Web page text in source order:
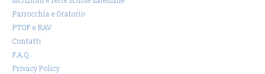
Parrocchia e Oratorio
PTOF e RAV
Contatti
F.A.Q.
Privacy Policy